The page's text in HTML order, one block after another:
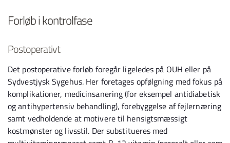
Forløb i kontrolfase
Postoperativt
Det postoperative forløb foregår ligeledes på OUH eller på
Sydvestjysk Sygehus. Her foretages opfølgning med fokus på
komplikationer, medicinsanering (for eksempel antidiabetisk
og antihypertensiv behandling), forebyggelse af fejlernæring
samt vedholdende at motivere til hensigtsmæssigt
kostmønster og livsstil. Der substitueres med